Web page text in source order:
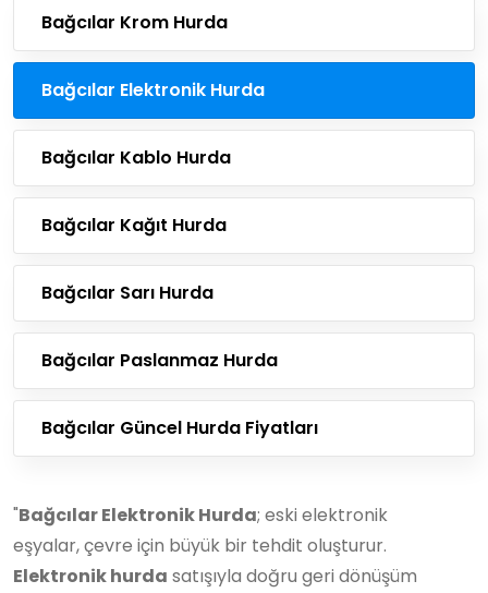
Bağcılar Krom Hurda
Bağcılar Elektronik Hurda
Bağcılar Kablo Hurda
Bağcılar Kağıt Hurda
Bağcılar Sarı Hurda
Bağcılar Paslanmaz Hurda
Bağcılar Güncel Hurda Fiyatları
"Bağcılar Elektronik Hurda; eski elektronik
eşyalar, çevre için büyük bir tehdit oluşturur.
Elektronik hurda satışıyla doğru geri dönüşüm